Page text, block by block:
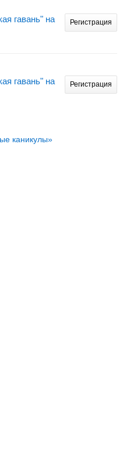
гавань" на
Регистрация
гавань" на
Регистрация
каникулы»